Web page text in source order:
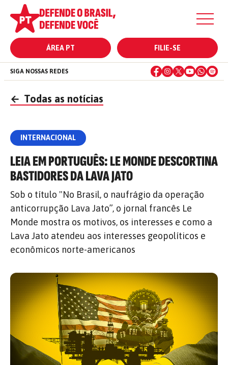
ÁREA PT FILIE-SE
SIGA NOSSAS REDES
← Todas as notícias
INTERNACIONAL
LEIA EM PORTUGUÊS: LE MONDE DESCORTINA
BASTIDORES DA LAVA JATO
Sob o título "No Brasil, o naufrágio da operação
anticorrupção Lava Jato”, o jornal francês Le
Monde mostra os motivos, os interesses e como a
Lava Jato atendeu aos interesses geopolíticos e
econômicos norte-americanos